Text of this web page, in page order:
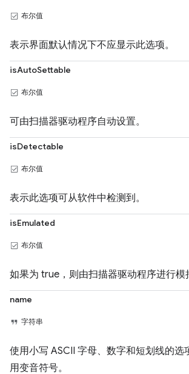
布尔值
表示界面默认情况下不应显示此选项。
isAutoSettable
布尔值
可由扫描器驱动程序自动设置。
isDetectable
布尔值
表示此选项可从软件中检测到。
isEmulated
布尔值
如果为 true，则由扫描器驱动程序进行模
name
字符串
使用小写 ASCII 字母、数字和短划线的选
用变音符号。